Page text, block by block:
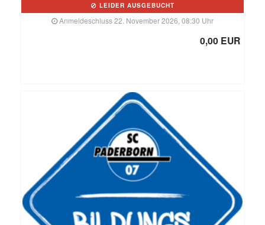
LEIDER AUSGEBUCHT
Anmeldeschluss 22. November 2026, 08:30 Uhr
0,00 EUR